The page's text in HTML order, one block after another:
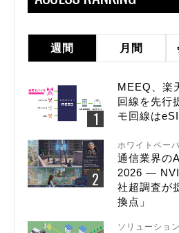
週間 月間
MEEQ、楽
回線を先行
モ回線は
ホワイトペー
通信業界の
2026 ―
社超調査が
換点」
ソリューショ